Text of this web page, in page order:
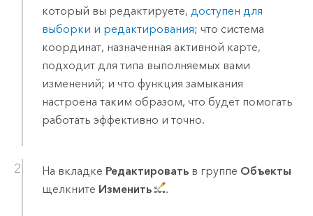
который вы редактируете, доступен для
выборки и редактирования; что система
координат, назначенная активной карте,
подходит для типа выполняемых вами
изменений; и что функция замыкания
настроена таким образом, что будет помогать
работать эффективно и точно.
На вкладке Редактироватьв группе Объекты
щелкните Изменить .